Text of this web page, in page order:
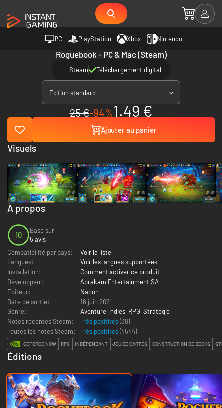
PC PlayStation Xbox Nintendo
Roguebook - PC & Mac (Steam)
Steam Téléchargement digital
Edition standard
25 €-94%1.49 €
Ajouter au panier
À propos
10
Basé sur
5 avis
Compatibilité par pays:
Voir la liste
Langues:
Voir les langues supportées
Installation:
Comment activer ce produit
Développeur:
Abrakam Entertainment SA
Editeur:
Nacon
Date de sortie:
16 juin 2021
Genre:
Aventure, Indies, RPG, Stratégie
Notes récentes Steam:
Très positives(38)
Toutes les notes Steam:
Très positives(4544)
GEFORCE NOW RPG INDÉPENDANT JEU DE CARTES CONSTRUCTION DE DECKS
Éditions
Visuels